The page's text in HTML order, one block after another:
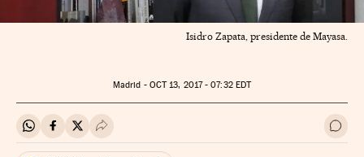
Isidro Zapata, presidente de Mayasa.
Madrid - OCT13, 2017 - 07:32EDT
Compartir en Whatsapp
Compartir en Facebook
Compartir en Twitter
Desplegar Redes Sociales Ir a